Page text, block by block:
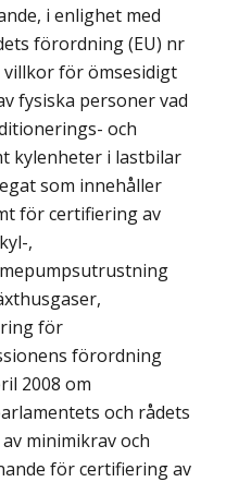
i enlighet med
förordning (EU) nr
villkor för ömsesidigt
fysiska personer vad
och
kylenheter i lastbilar
som innehåller
för certifiering av
,
för
förordning
2008 om
och rådets
minimikrav och
för certifiering av